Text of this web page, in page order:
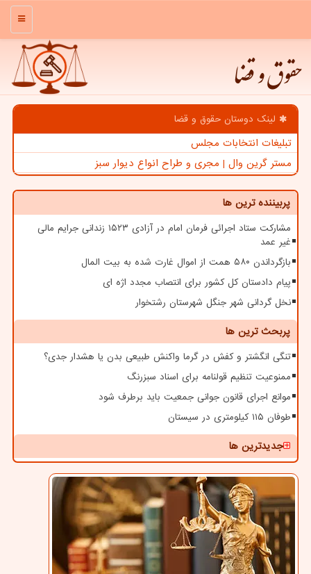
منو
حقوق و قضا
لینک دوستان حقوق و قضا
تبلیغات انتخابات مجلس
مستر گرین وال | مجری و طراح انواع دیوار سبز
پربیننده ترین ها
مشارکت ستاد اجرائی فرمان امام در آزادی ۱۵۲۳ زندانی جرایم مالی
غیر عمد
بازگرداندن ۵۸۰ همت از اموال غارت شده به بیت المال
پیام دادستان کل کشور برای انتصاب مجدد اژه ای
نخل گردانی شهر جنگل شهرستان رشتخوار
پربحث ترین ها
تنگی انگشتر و کفش در گرما واکنش طبیعی بدن یا هشدار جدی؟
ممنوعیت تنظیم قولنامه برای اسناد سبزرنگ
موانع اجرای قانون جوانی جمعیت باید برطرف شود
طوفان ۱۱۵ کیلومتری در سیستان
جدیدترین ها